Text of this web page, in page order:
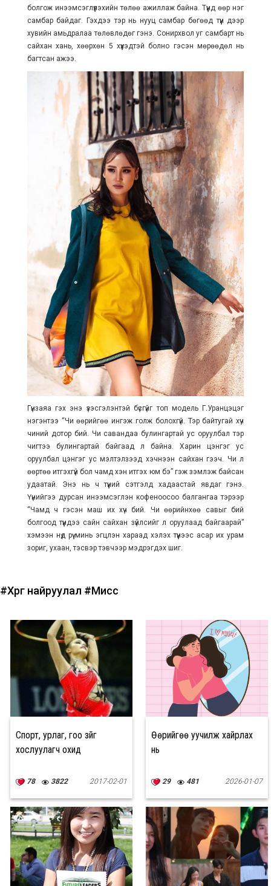
болгож инээмсэглүүлэхийн төлөө ажиллаж байна. Түүнд өөр нэг
самбар байдаг. Гэхдээ тэр нь нууц самбар бөгөөд түүн дээр
хувийн амьдралаа төлөвлөдөг гэнэ. Сонирхвол уг самбарт нь
сайхан хань, хөөрхөн 5 хүүхэдтэй болно гэсэн мөрөөдөл нь
багтсан ажээ.
Гүнзаяа гэх энэ үзэсгэлэнтэй бүсгүйг топ модель Г.Уранцэцэг
нэгэнтээ “Чи өөрийгөө ингэж голж болохгүй. Тэр байтугай хүч
чиний дотор бий. Чи савандаа булингартай ус оруулбал тэр
чигтээ булингартай байгаад л байна. Харин цэнгэг ус
оруулбал цэнгэг ус мэлтэлзээд хэчнээн сайхан гээч. Чи л
өөртөө итгэхгүй бол чамд хэн итгэх юм бэ” гэж зэмлэж байсан
удаатай. Энэ нь ч түүний сэтгэлд хадаастай явдаг гэнэ.
Үүнийгээ дурсан инээмсэглэн кофеноосоо балгангаа тэрээр
“Чамд ч гэсэн маш их хүч бий. Чи өөрийнхөө савыг бий
болгоод түүндээ сайн сайхан зүйлсийг л оруулаад байгаарай”
хэмээн нүд рүү минь эгцлэн хараад хэлэх түүнээс асар их урам
зориг, ухаан, тэсвэр тэвчээр мэдрэгдэх шиг.
#Хөрөг найруулал #Мисс
Спорт, урлаг, гоо зүйг
хослуулагч охид
78 3822 2017-02-01
Өөрийгөө уучилж хайрлах
нь
29 481 2026-01-07